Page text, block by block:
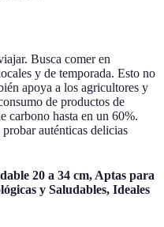
Busca comer en
y de temporada. Esto no
apoya a los agricultores y
de productos de
carbono hasta en un 60%.
auténticas delicias
20 a 34 cm, Aptas para
y Saludables, Ideales